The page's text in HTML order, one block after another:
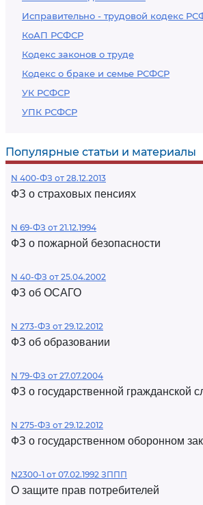
Исправительно - трудовой кодекс
КоАП РСФСР
Кодекс законов о труде
Кодекс о браке и семье РСФСР
УК РСФСР
УПК РСФСР
Популярные статьи и материалы
N 400-ФЗ от 28.12.2013
ФЗ о страховых пенсиях
N 69-ФЗ от 21.12.1994
ФЗ о пожарной безопасности
N 40-ФЗ от 25.04.2002
ФЗ об ОСАГО
N 273-ФЗ от 29.12.2012
ФЗ об образовании
N 79-ФЗ от 27.07.2004
ФЗ о государственной гражданской
N 275-ФЗ от 29.12.2012
ФЗ о государственном оборонном
N2300-1 от 07.02.1992 ЗППП
О защите прав потребителей